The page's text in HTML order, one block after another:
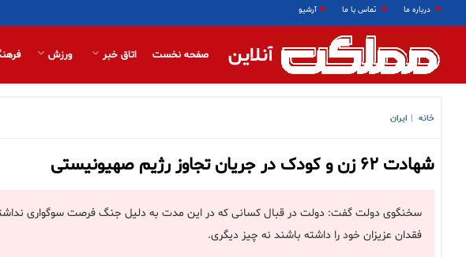
درباره ما تماس با ما آرشیو
آنلاین صفحه نخست اتاق خبر ورزش
خانه ایران
شهادت ۶۲ زن و کودک در جریان تجاوز رژیم صهیونیستی
سخنگوی دولت گفت: دولت در قبال کسانی که در این مدت به دلیل جنگ فرصت سوگواری
فقدان عزیزان خود را داشته باشند نه چیز دیگری.